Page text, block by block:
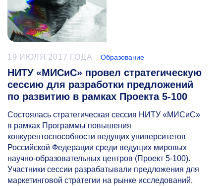
19 ИЮЛЯ 2017 ГОДА Образование
НИТУ «МИСиС» провел стратегическую
сессию для разработки предложений
по развитию в рамках Проекта 5-100
Состоялась стратегическая сессия НИТУ «МИСиС»
в рамках Программы повышения
конкурентоспособности ведущих университетов
Российской Федерации среди ведущих мировых
научно-образовательных центров (Проект 5-100).
Участники сессии разрабатывали предложения для
маркетинговой стратегии на рынке исследований,